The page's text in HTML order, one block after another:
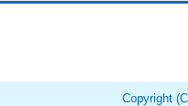
Copyright